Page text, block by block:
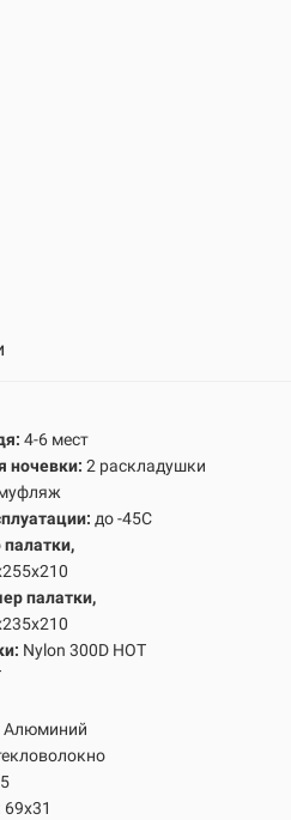
4-6 мест
ночевки: 2 раскладушки
до -45С
палатки,
Nylon 300D HOT
Алюминий
5
69х31